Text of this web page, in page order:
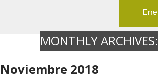
MONTHLY ARCHIVES:
Noviembre 2018